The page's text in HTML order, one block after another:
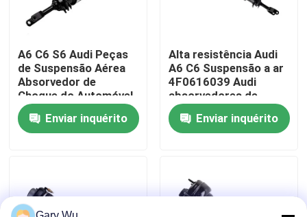
Contacte-nos
Notícias
Sistema de suspensão pneumática do automóvel
A6 C6 S6 Audi Peças
de Suspensão Aérea
Absorvedor de
Choque do Automóvel
Frente Direito
4F0616040Enviar inquérito
Alta resistência Audi
A6 C6 Suspensão a ar
4F0616039 Audi
absorvedores de
choque
Enviar inquérito